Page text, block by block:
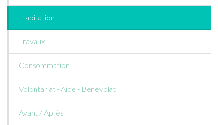
Habitation
Travaux
Consommation
Volontariat - Aide - Bénévolat
Avant / Après